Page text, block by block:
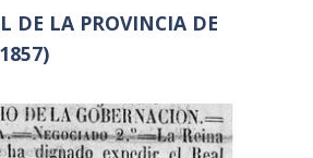
DE LA PROVINCIA DE